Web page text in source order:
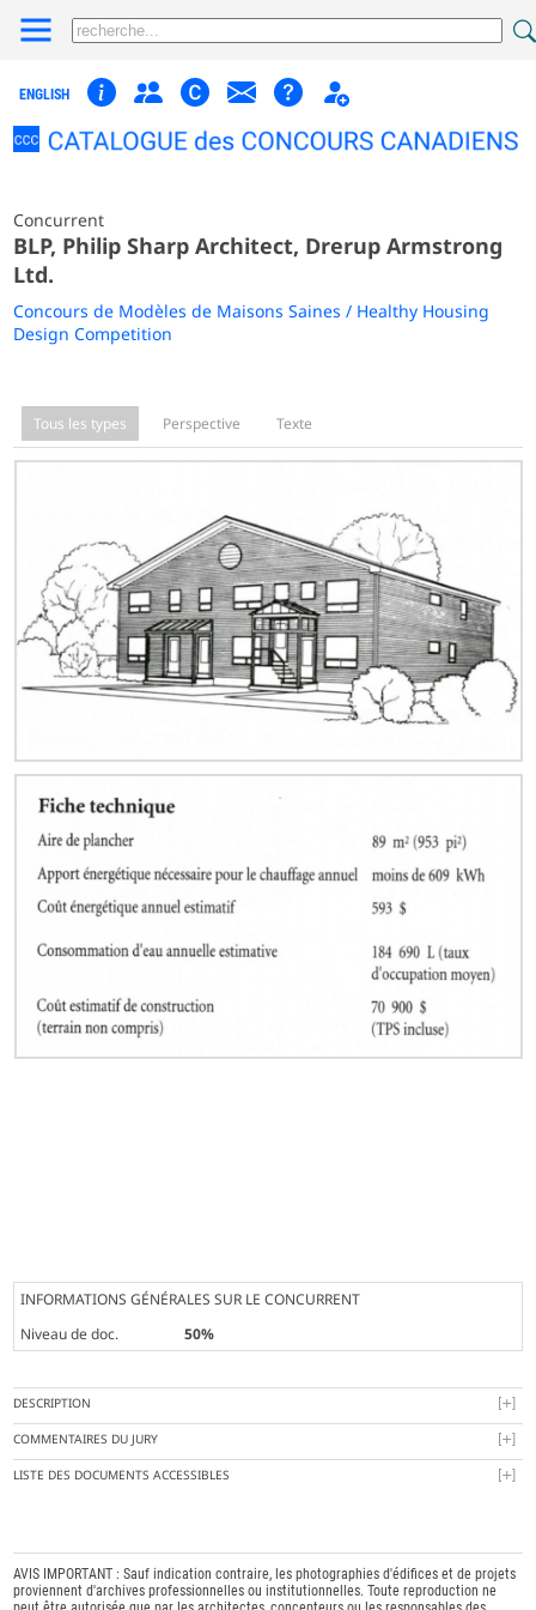
ENGLISH
Concurrent
BLP, Philip Sharp Architect, Drerup Armstrong
Ltd.
Concours de Modèles de Maisons Saines / Healthy Housing
Design Competition
Tous les types Perspective Texte
INFORMATIONS GÉNÉRALES SUR LE CONCURRENT
Niveau de doc.
50%
DESCRIPTION
COMMENTAIRES DU JURY
LISTE DES DOCUMENTS ACCESSIBLES
AVIS IMPORTANT : Sauf indication contraire, les photographies d'édifices et de projets
proviennent d'archives professionnelles ou institutionnelles. Toute reproduction ne